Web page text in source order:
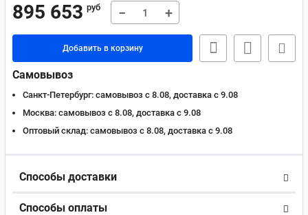
895 653 руб − +
Добавить в корзину
Самовывоз
Санкт-Петербург: самовывоз с 8.08, доставка c 9.08
Москва: самовывоз с 8.08, доставка c 9.08
Оптовый склад: самовывоз с 8.08, доставка c 9.08
Способы доставки
Способы оплаты